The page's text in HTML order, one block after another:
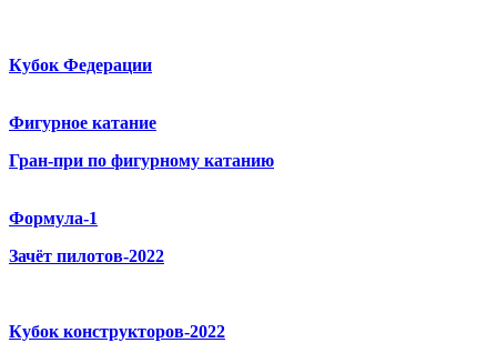
Кубок Федерации
Фигурное катание
Гран-при по фигурному катанию
Формула-1
Зачёт пилотов-2022
Кубок конструкторов-2022